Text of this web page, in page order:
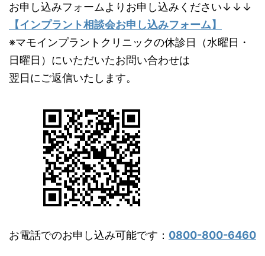
お申し込みフォームよりお申し込みください↓↓↓
【インプラント相談会お申し込みフォーム】
※マモインプラントクリニックの休診日（水曜日・
日曜日）にいただいたお問い合わせは
翌日にご返信いたします。
お電話でのお申し込み可能です： 0800-800-6460